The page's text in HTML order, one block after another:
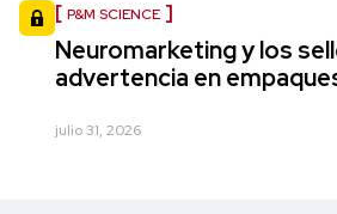
P&M SCIENCE
Neuromarketing y los
advertencia en
julio 31, 2026